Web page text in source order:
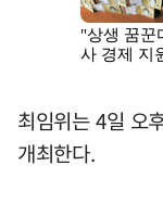
최임위는 4일 오
개최한다.